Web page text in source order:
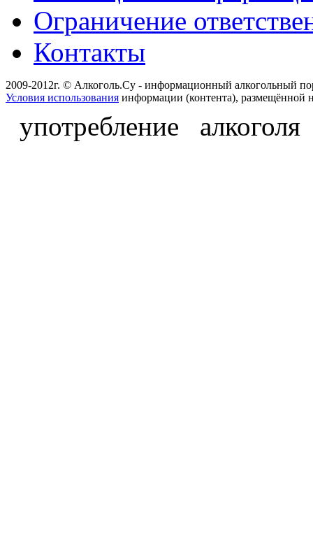
Ограничение
Контакты
2009-2012г. © Алкоголь.Су - информационный алкогольный
Условия использования информации (контента), размещённой
употребление